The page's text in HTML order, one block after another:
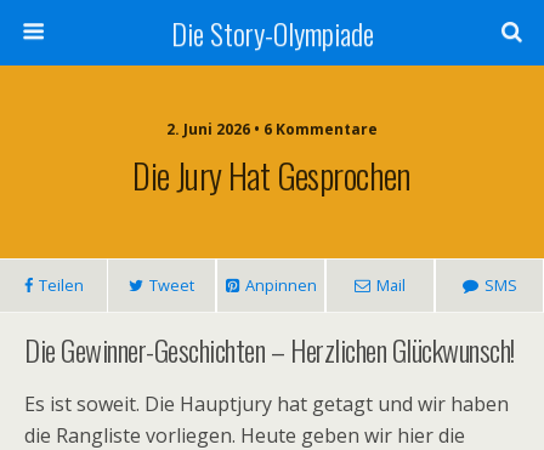
Die Story-Olympiade
2. Juni 2026 • 6 Kommentare
Die Jury Hat Gesprochen
Teilen Tweet Anpinnen Mail SMS
Die Gewinner-Geschichten – Herzlichen Glückwunsch!
Es ist soweit. Die Hauptjury hat getagt und wir haben
die Rangliste vorliegen. Heute geben wir hier die